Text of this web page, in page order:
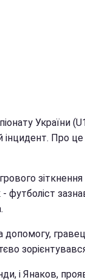
України
інцидент. Про
- футболіст
допомогу,
і Янаков,